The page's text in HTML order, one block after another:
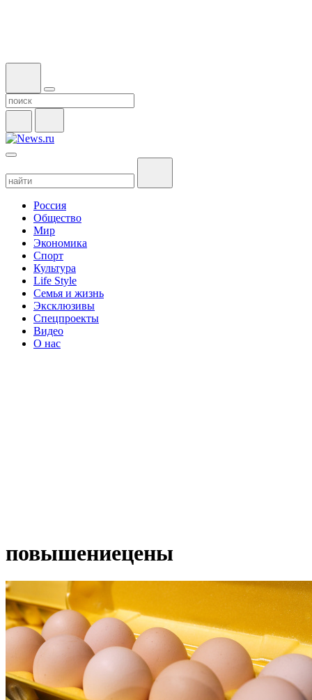
Россия
Общество
Мир
Экономика
Спорт
Культура
Life Style
Семья и жизнь
Эксклюзивы
Спецпроекты
Видео
О нас
повышениецены